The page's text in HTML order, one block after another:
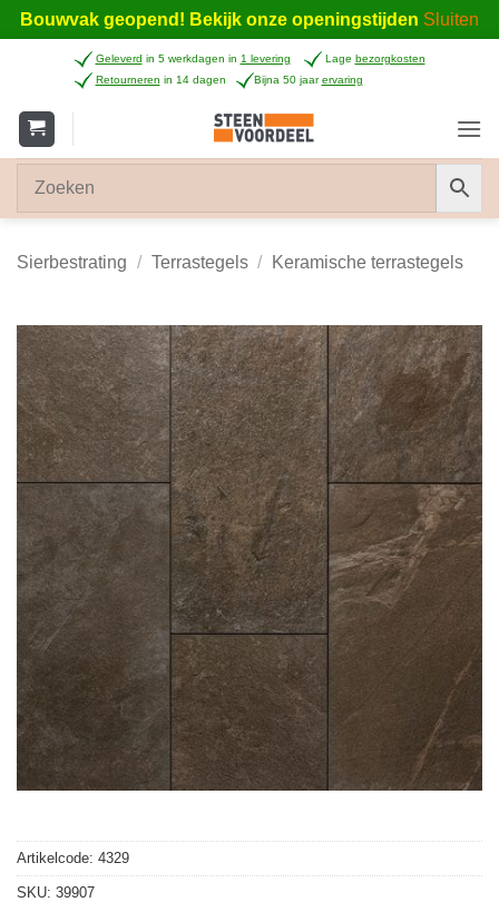
Bouwvak geopend! Bekijk onze openingstijden Sluiten
inhoud
Geleverd in 5 werkdagen in 1 levering Lage bezorgkosten
Retourneren in 14 dagen Bijna 50 jaarervaring
Sierbestrating / Terrastegels / Keramische terrastegels
Artikelcode: 4329
SKU: 39907